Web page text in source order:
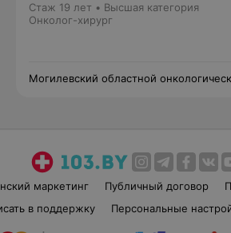
Стаж 19 лет • Высшая категория
Онколог-хирург
Могилевский областной
маркетинг Публичный договор
в поддержку Персональные